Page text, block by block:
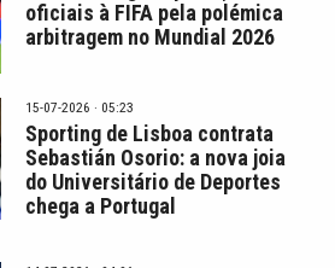
oficiais à FIFA pela polémica
arbitragem no Mundial 2026
15-07-2026 · 05:23
Sporting de Lisboa contrata
Sebastián Osorio: a nova joia
do Universitário de Deportes
chega a Portugal